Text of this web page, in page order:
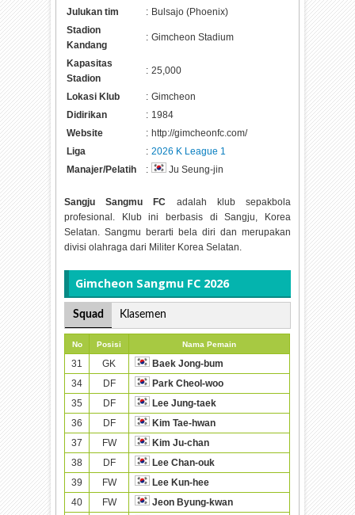
Julukan tim
: Bulsajo (Phoenix)
Stadion
Kandang
: Gimcheon Stadium
Kapasitas
Stadion
: 25,000
Lokasi Klub : Gimcheon
Didirikan
: 1984
Website
: http://gimcheonfc.com/
Liga
: 2026 K League 1
Manajer/Pelatih
: Ju Seung-jin
Sangju Sangmu FC adalah klub sepakbola
profesional. Klub ini berbasis di Sangju, Korea
Selatan. Sangmu berarti bela diri dan merupakan
divisi olahraga dari Militer Korea Selatan.
Gimcheon Sangmu FC 2026
Squad Klasemen
No Posisi Nama Pemain
31 GK
Baek Jong-bum
34
DF
Park Cheol-woo
35
DF
Lee Jung-taek
36
DF
Kim Tae-hwan
37
FW
Kim Ju-chan
38
DF
Lee Chan-ouk
39
FW
Lee Kun-hee
40
FW
Jeon Byung-kwan